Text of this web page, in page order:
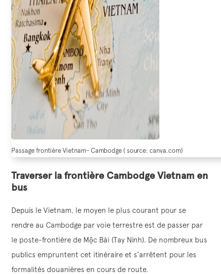
Passage frontière Vietnam- Cambodge ( source: canva.com)
Traverser la frontière Cambodge Vietnam en
bus
Depuis le Vietnam, le moyen le plus courant pour se
rendre au Cambodge par voie terrestre est de passer par
le poste-frontière de Mộc Bài (Tay Ninh). De nombreux bus
publics empruntent cet itinéraire et s’arrêtent pour les
formalités douanières en cours de route.